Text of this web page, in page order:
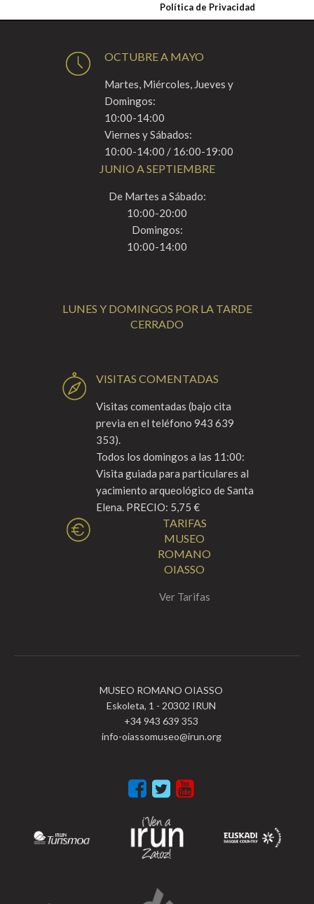
Política de Privacidad
OCTUBRE A MAYO
Martes, Miércoles, Jueves y
Domingos:
10:00-14:00
Viernes y Sábados:
10:00-14:00 / 16:00-19:00
JUNIO A SEPTIEMBRE
De Martes a Sábado:
10:00-20:00
Domingos:
10:00-14:00
LUNES Y DOMINGOS POR LA TARDE
CERRADO
VISITAS COMENTADAS
Visitas comentadas (bajo cita
previa en el teléfono 943 639
353).
Todos los domingos a las 11:00:
Visita guiada para particulares al
yacimiento arqueológico de Santa
Elena. PRECIO: 5,75 €
TARIFAS
MUSEO
ROMANO
OIASSO
Ver Tarifas
MUSEO ROMANO OIASSO
Eskoleta, 1 - 20302 IRUN
+34 943 639 353